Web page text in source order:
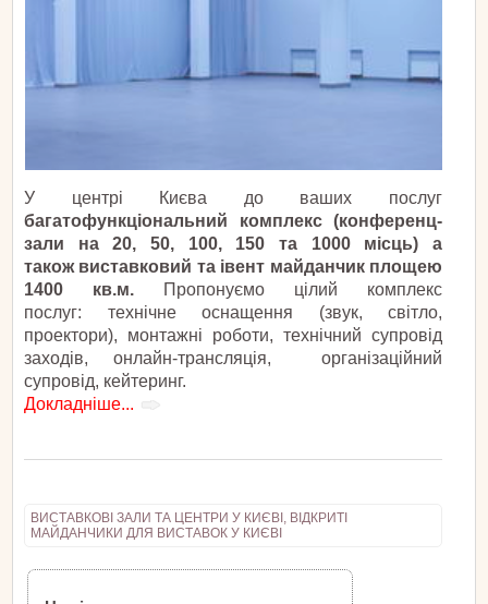
У центрі Києва до ваших послуг
багатофункціональний комплекс (конференц-
зали на 20, 50, 100, 150 та 1000 місць) а
також виставковий та івент майданчик площею
1400 кв.м.
Пропонуємо цілий комплекс
послуг: технічне оснащення (звук, світло,
проектори), монтажні роботи, технічний супровід
заходів, онлайн-трансляція, організаційний
супровід, кейтеринг.
Докладніше...
ВИСТАВКОВІ ЗАЛИ ТА ЦЕНТРИ У КИЄВІ, ВІДКРИТІ
МАЙДАНЧИКИ ДЛЯ ВИСТАВОК У КИЄВІ